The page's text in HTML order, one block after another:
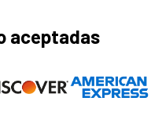
aceptadas